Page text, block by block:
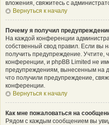
вложения, свяжитесь с
Вернуться к началу
Почему я получил
На каждой конференции
собственный свод правил. Если вы
получить предупреждение. Учтите,
конференции, и phpBB Limited не
предупреждениям, вынесенным на
что получили предупреждение,
конференции.
Вернуться к началу
Как мне пожаловаться на
Рядом с каждым сообщением вы